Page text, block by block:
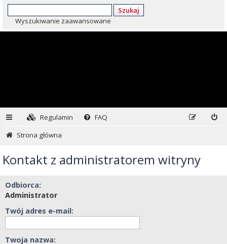
Szukaj
Wyszukiwanie zaawansowane
Regulamin
FAQ
Strona główna
Kontakt z administratorem witryny
Odbiorca:
Administrator
Twój adres e-mail:
Twoja nazwa: